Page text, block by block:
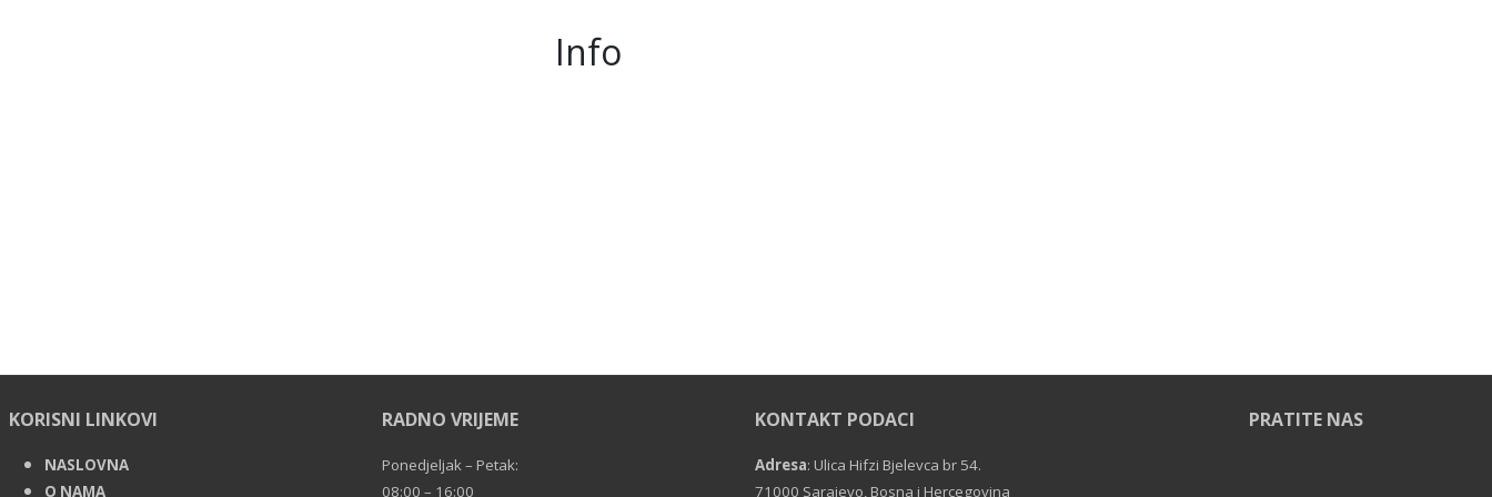
Info
KORISNI LINKOVI
NASLOVNA
O NAMA
RADNO VRIJEME
Ponedjeljak – Petak:
08:00 – 16:00
KONTAKT PODACI
Adresa: Ulica Hifzi Bjelevca br 54.
71000 Sarajevo, Bosna i Hercegovina
PRATITE NAS